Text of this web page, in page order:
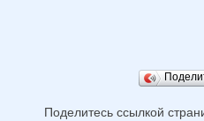
Поделитесь ссылкой